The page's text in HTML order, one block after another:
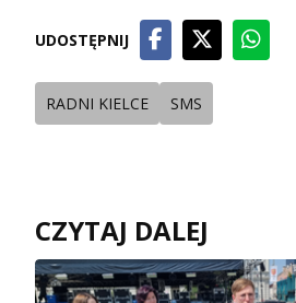
UDOSTĘPNIJ
RADNI KIELCE SMS
CZYTAJ DALEJ